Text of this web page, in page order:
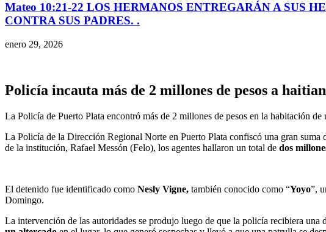
Mateo 10:21-22 LOS HERMANOS ENTREGARÁN A SUS
CONTRA SUS PADRES. .
enero 29, 2026
Policía incauta más de 2 millones de pesos a
La Policía de Puerto Plata encontró más de 2 millones de pesos en la habitación
La Policía de la Dirección Regional Norte en Puerto Plata confiscó una gran suma
de la institución, Rafael Messón (Felo), los agentes hallaron un total de dos
El detenido fue identificado como Nesly Vigne, también conocido como “Yoyo”,
Domingo.
La intervención de las autoridades se produjo luego de que la policía recibiera una